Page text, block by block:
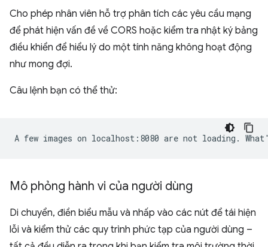
Cho phép nhân viên hỗ trợ phân tích các yêu cầu mạng
để phát hiện vấn đề về CORS hoặc kiểm tra nhật ký bảng
điều khiển để hiểu lý do một tính năng không hoạt động
như mong đợi.
Câu lệnh bạn có thể thử:
Mô phỏng hành vi của người dùng
Di chuyển, điền biểu mẫu và nhấp vào các nút để tái hiện
lỗi và kiểm thử các quy trình phức tạp của người dùng –